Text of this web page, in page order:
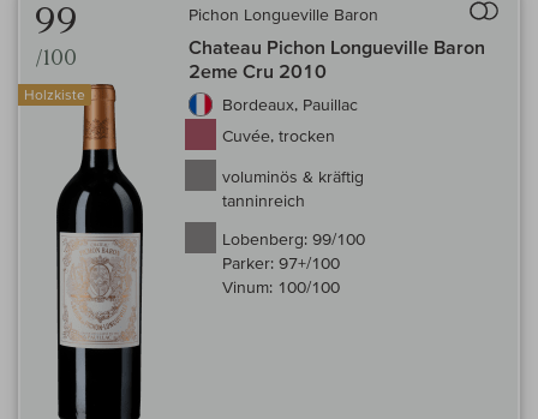
99
/100
Holzkiste
Pichon Longueville Baron
Chateau Pichon Longueville Baron
2eme Cru 2010
Bordeaux, Pauillac
Cuvée, trocken
voluminös & kräftig
tanninreich
Lobenberg: 99/100
Parker: 97+/100
Vinum: 100/100